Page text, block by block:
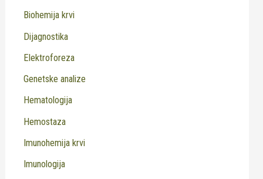
Biohemija krvi
Dijagnostika
Elektroforeza
Genetske analize
Hematologija
Hemostaza
Imunohemija krvi
Imunologija